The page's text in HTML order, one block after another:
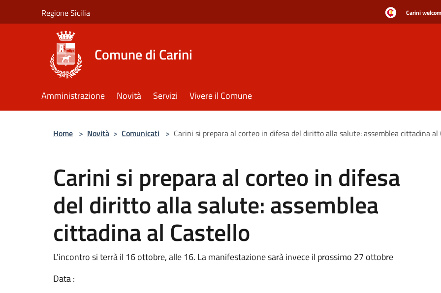
Regione Sicilia Carini
Comune di Carini
Amministrazione Novità Servizi Vivere il Comune
Home > Novità > Comunicati > Carini si prepara al corteo in difesa del diritto alla salute: assemblea cittadina al
Carini si prepara al corteo in difesa
del diritto alla salute: assemblea
cittadina al Castello
L'incontro si terrà il 16 ottobre, alle 16. La manifestazione sarà invece il prossimo 27 ottobre
Data :